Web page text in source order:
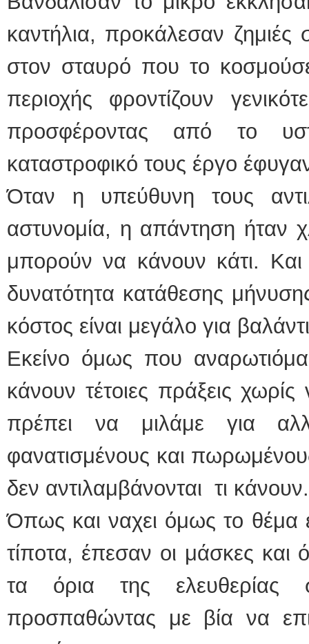
καντήλια, προκάλεσαν ζημιές
στον σταυρό που το
περιοχής φροντίζουν
προσφέροντας από το
καταστροφικό τους έργο
Όταν η υπεύθυνη τους
αστυνομία, η απάντηση ήταν
μπορούν να κάνουν κάτι.
δυνατότητα κατάθεσης
κόστος είναι μεγάλο για
Εκείνο όμως που
κάνουν τέτοιες πράξεις
πρέπει να μιλάμε για
φανατισμένους και
δεν αντιλαμβάνονται τι κάνουν.
Όπως και ναχει όμως το θέμα
τίποτα, έπεσαν οι μάσκες και
τα όρια της ελευθερίας
προσπαθώντας με βία να